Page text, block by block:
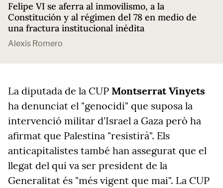
Felipe VI se aferra al inmovilismo, a la
Constitución y al régimen del 78 en medio de
una fractura institucional inédita
Alexis Romero
La diputada de la CUP Montserrat Vinyets
ha denunciat el "genocidi" que suposa la
intervenció militar d'Israel a Gaza però ha
afirmat que Palestina "resistirà". Els
anticapitalistes també han assegurat que el
llegat del qui va ser president de la
Generalitat és "més vigent que mai". La CUP